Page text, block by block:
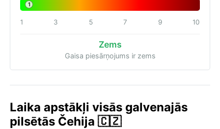
1
1 3 5 7 9 10
Zems
Gaisa piesārņojums ir zems
Laika apstākļi visās galvenajās
pilsētās Čehija 🇨🇿